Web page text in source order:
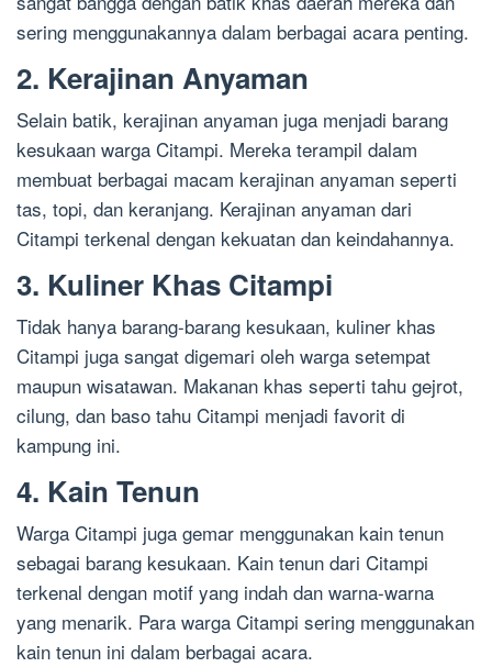
sering menggunakannya dalam berbagai acara penting.
2. Kerajinan Anyaman
Selain batik, kerajinan anyaman juga menjadi barang
kesukaan warga Citampi. Mereka terampil dalam
membuat berbagai macam kerajinan anyaman seperti
tas, topi, dan keranjang. Kerajinan anyaman dari
Citampi terkenal dengan kekuatan dan keindahannya.
3. Kuliner Khas Citampi
Tidak hanya barang-barang kesukaan, kuliner khas
Citampi juga sangat digemari oleh warga setempat
maupun wisatawan. Makanan khas seperti tahu gejrot,
cilung, dan baso tahu Citampi menjadi favorit di
kampung ini.
4. Kain Tenun
Warga Citampi juga gemar menggunakan kain tenun
sebagai barang kesukaan. Kain tenun dari Citampi
terkenal dengan motif yang indah dan warna-warna
yang menarik. Para warga Citampi sering menggunakan
kain tenun ini dalam berbagai acara.